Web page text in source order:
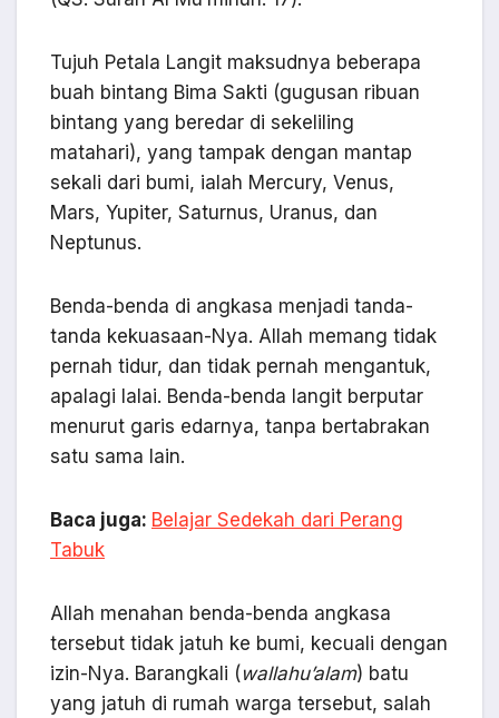
Tujuh Petala Langit maksudnya beberapa
buah bintang Bima Sakti (gugusan ribuan
bintang yang beredar di sekeliling
matahari), yang tampak dengan mantap
sekali dari bumi, ialah Mercury, Venus,
Mars, Yupiter, Saturnus, Uranus, dan
Neptunus.
Benda-benda di angkasa menjadi tanda-
tanda kekuasaan-Nya. Allah memang tidak
pernah tidur, dan tidak pernah mengantuk,
apalagi lalai. Benda-benda langit berputar
menurut garis edarnya, tanpa bertabrakan
satu sama lain.
Baca juga: Belajar Sedekah dari Perang
Tabuk
Allah menahan benda-benda angkasa
tersebut tidak jatuh ke bumi, kecuali dengan
izin-Nya. Barangkali ( wallahu’alam) batu
yang jatuh di rumah warga tersebut, salah